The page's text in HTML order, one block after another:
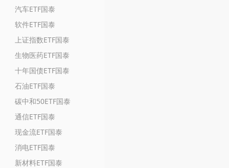
汽车ETF国泰
软件ETF国泰
上证指数ETF国泰
生物医药ETF国泰
十年国债ETF国泰
石油ETF国泰
碳中和50ETF国泰
通信ETF国泰
现金流ETF国泰
消电ETF国泰
新材料ETF国泰